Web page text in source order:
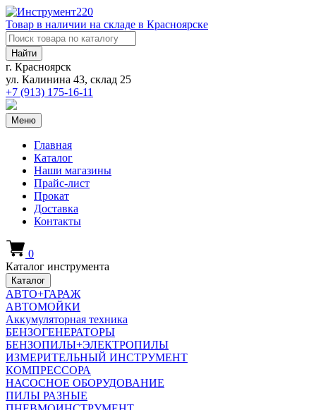
Товар в наличии на складе в Красноярске
Найти
г. Красноярск
ул. Калинина 43, склад 25
+7 (913) 175-16-11
Меню
Главная
Каталог
Наши магазины
Прайс-лист
Прокат
Доставка
Контакты
0
Каталог инструмента
Каталог
АВТО+ГАРАЖ
АВТОМОЙКИ
Аккумуляторная техника
БЕНЗОГЕНЕРАТОРЫ
БЕНЗОПИЛЫ+ЭЛЕКТРОПИЛЫ
ИЗМЕРИТЕЛЬНЫЙ ИНСТРУМЕНТ
КОМПРЕССОРА
НАСОСНОЕ ОБОРУДОВАНИЕ
ПИЛЫ РАЗНЫЕ